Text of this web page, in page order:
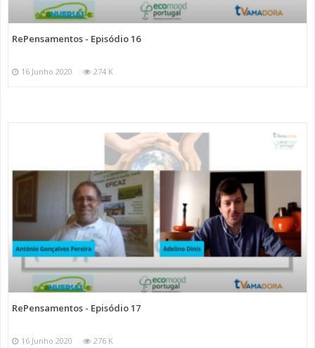
RePensamentos - Episódio 16
16 Junho 2020 274 K
RePensamentos - Episódio 17
16 Junho 2020 276 K